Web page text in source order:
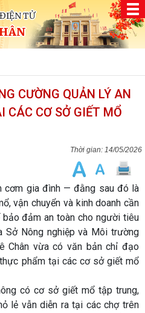
TỬ
CƯỜNG QUẢN LÝ AN
CƠ SỞ GIẾT MỔ
14/05/2026
cơm gia đình — đằng sau đó là
vận chuyển và kinh doanh cần
đảm an toàn cho người tiêu
Sở Nông nghiệp và Môi trường
Chân vừa có văn bản chỉ đạo
phẩm tại các cơ sở giết mổ
có cơ sở giết mổ tập trung,
lẻ vẫn diễn ra tại các chợ trên